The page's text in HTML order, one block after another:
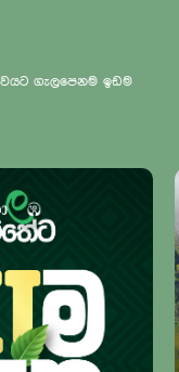
ගැලපෙනම ඉඩම